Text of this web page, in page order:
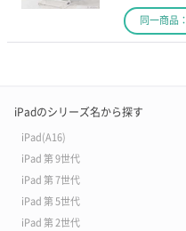
同一商品：
iPadのシリーズ名から探す
iPad(A16)
iPad 第 9世代
iPad 第 7世代
iPad 第 5世代
iPad 第 2世代